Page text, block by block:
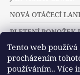
Tento web
procházením
používáním.. Více
NOVÁ OTÁČECÍ
PLETENÍ PONOŽEK